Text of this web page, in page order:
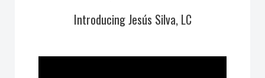
Introducing Jesús Silva, LC